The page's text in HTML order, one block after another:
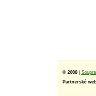
© 2008
Partnerské